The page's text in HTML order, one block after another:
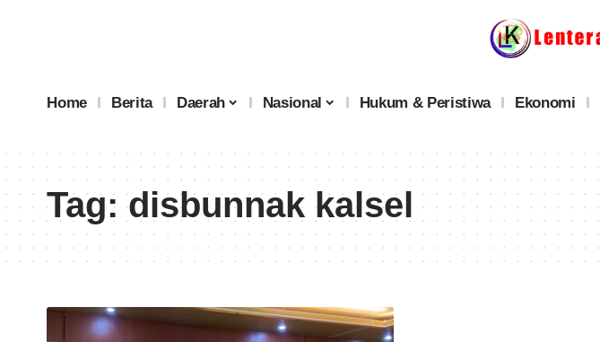
Home Berita Daerah Nasional Hukum & Peristiwa Ekonomi
Tag:disbunnak kalsel